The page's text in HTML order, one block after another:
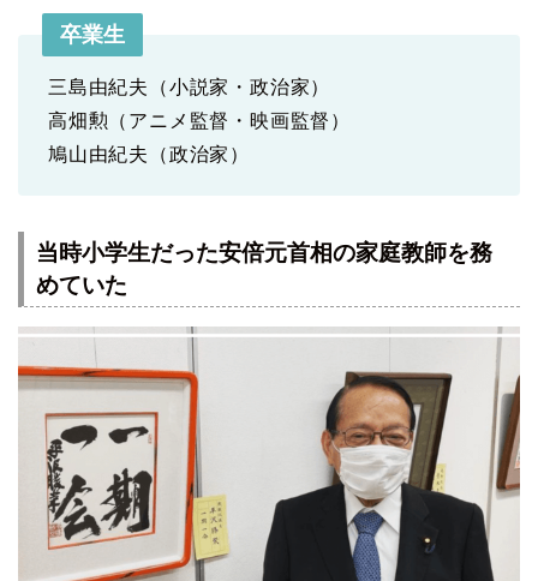
卒業生
三島由紀夫（小説家・政治家）
高畑勲（アニメ監督・映画監督）
鳩山由紀夫（政治家）
当時小学生だった安倍元首相の家庭教師を務
めていた